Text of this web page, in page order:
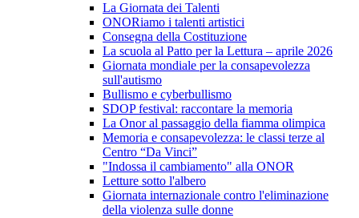
La Giornata dei Talenti
ONORiamo i talenti artistici
Consegna della Costituzione
La scuola al Patto per la Lettura – aprile 2026
Giornata mondiale per la consapevolezza
sull'autismo
Bullismo e cyberbullismo
SDOP festival: raccontare la memoria
La Onor al passaggio della fiamma olimpica
Memoria e consapevolezza: le classi terze al
Centro “Da Vinci”
"Indossa il cambiamento" alla ONOR
Letture sotto l'albero
Giornata internazionale contro l'eliminazione
della violenza sulle donne